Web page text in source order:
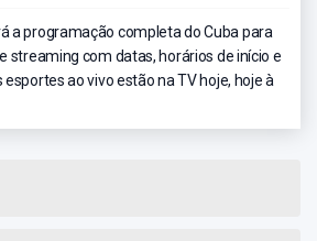
a programação completa do Cuba para
streaming com datas, horários de início e
ao vivo estão na TV hoje, hoje à